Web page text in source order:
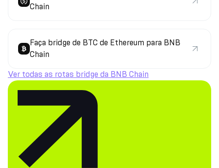
Chain
Faça bridge de BTC de Ethereum para BNB
Chain
Ver todas as rotas bridge da BNB Chain